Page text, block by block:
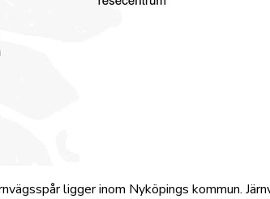
ligger inom Nyköpings kommun.